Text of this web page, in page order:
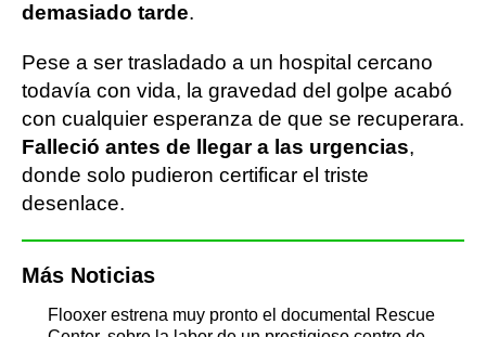
demasiado tarde.
Pese a ser trasladado a un hospital cercano
todavía con vida, la gravedad del golpe acabó
con cualquier esperanza de que se recuperara.
Falleció antes de llegar a las urgencias,
donde solo pudieron certificar el triste
desenlace.
Más Noticias
Flooxer estrena muy pronto el documental Rescue